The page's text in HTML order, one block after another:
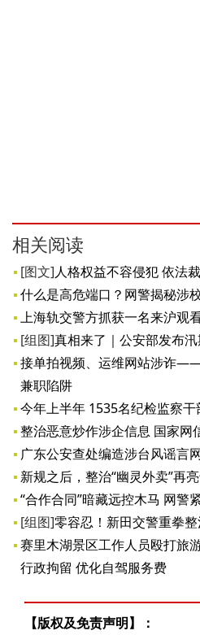
相关阅读
[图文]人格权益不容侵犯 依法
什么是高危端口？网警揭秘涉
上海轨交警方抓获一名来沪观
[组图]真相来了｜公安部发布
接单拍视频、运维网站涉诈
兼职陷阱
今年上半年 1535名纪检监察干
整治恶意炒作涉企信息 国家网
广东公安查处编造涉台风谣言
新规之后，整治“幽灵外卖”再
“合作合同”暗藏远控木马 网警
[组图]零容忍！新田交警重拳
赛里木湖景区工作人员殴打旅
行政拘留 优化自驾服务费
【版权及免责声明】：